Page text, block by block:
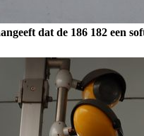
dat de 186 182 een